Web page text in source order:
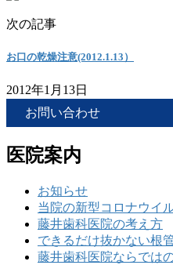
次の記事
お口の乾燥注意(2012.1.13）
2012年1月13日
お問い合わせ
医院案内
お知らせ
当院の新型コロナウイ
藤井歯科医院の考え方
できるだけ抜かない根
藤井歯科医院ならでは